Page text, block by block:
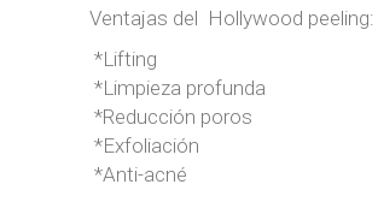
Ventajas del Hollywood peeling:
*Lifting
*Limpieza profunda
*Reducción poros
*Exfoliación
*Anti-acné